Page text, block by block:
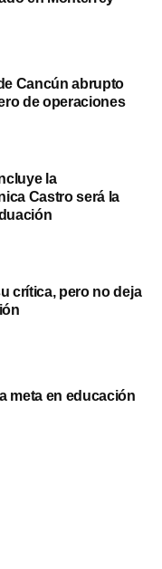
Cancún abrupto
de operaciones
la
Castro será la
crítica, pero no deja
meta en educación